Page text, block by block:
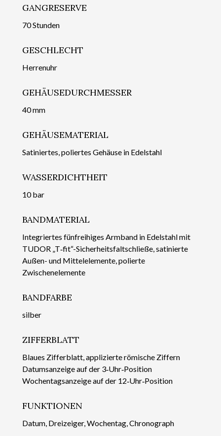
GANGRESERVE
70 Stunden
GESCHLECHT
Herrenuhr
GEHÄUSEDURCHMESSER
40 mm
GEHÄUSEMATERIAL
Satiniertes, poliertes Gehäuse in Edelstahl
WASSERDICHTHEIT
10 bar
BANDMATERIAL
Integriertes fünfreihiges Armband in Edelstahl mit
TUDOR „T‑fit“-Sicherheits­faltschließe, satinierte
Außen- und Mittelelemente, polierte
Zwischenelemente
BANDFARBE
silber
ZIFFERBLATT
Blaues Zifferblatt, applizierte römische Ziffern
Datumsanzeige auf der 3‑Uhr‑Position
Wochentagsanzeige auf der 12‑Uhr‑Position
FUNKTIONEN
Datum, Dreizeiger, Wochentag, Chronograph